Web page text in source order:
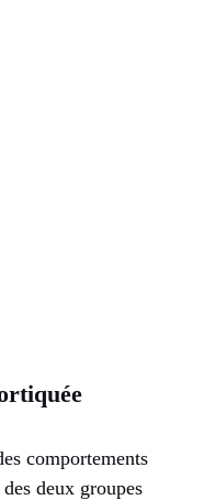
comportements
deux groupes